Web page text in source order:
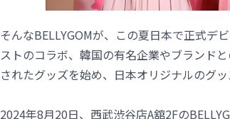
そんなBELLYGOMが、この夏日本で正式デ
ストのコラボ、韓国の有名企業やブランド
されたグッズを始め、日本オリジナルのグッ
2024年8月20日、西武渋谷店A舘2Fの